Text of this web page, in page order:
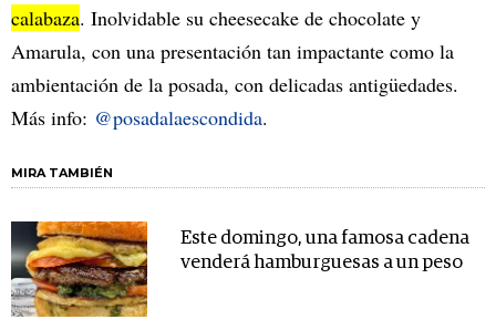
calabaza. Inolvidable su cheesecake de chocolate y
Amarula, con una presentación tan impactante como la
ambientación de la posada, con delicadas antigüedades.
Más info: @posadalaescondida.
MIRA TAMBIÉN
Este domingo, una famosa cadena
venderá hamburguesas a un peso